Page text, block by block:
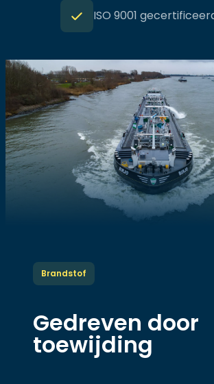
ISO 9001
Brandstof
Gedreven door
toewijding